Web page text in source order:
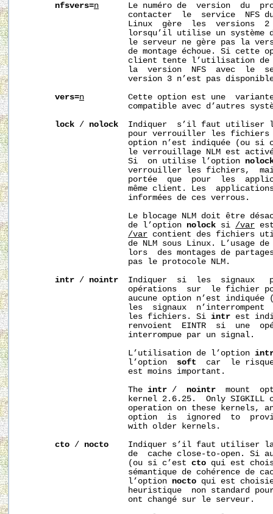
nfsvers=n
Le numéro de  version  du
contacter  le  service  NFS
Linux  gère  les  versions
lorsqu’il utilise un système
le serveur ne gère pas la
de montage échoue. Si cette
client tente l’utilisation
la  version  NFS  avec  le
version 3 n’est pas
vers=n
Cette option est une
compatible avec d’autres
lock / nolock
Indiquer  s’il faut utiliser
pour verrouiller les
option n’est indiquée (ou si
le verrouillage NLM est
                      Si  on utilise l’option
verrouiller les fichiers,
portée  que  pour  les
même client. Les
                      informées de ces verrous.
Le blocage NLM doit être
                      de l’option
nolock si /var
/var contient des fichiers
de NLM sous Linux. L’usage
lors  des montages de
                      pas le protocole NLM.
intr / nointr
Indiquer  si  les  signaux
opérations  sur  le fichier
aucune option n’est indiquée
les  signaux  n’interrompent
                      les fichiers. Si
intr est
renvoient  EINTR  si  une
                      interrompue par un signal.
                      L’utilisation de l’option
                      l’option
soft
car  le
                      est moins important.
                      The
intr / nointr
mount
kernel 2.6.25.  Only SIGKILL
operation on these kernels,
option  is  ignored  to
                      with older kernels.
cto / nocto
Indiquer s’il faut utiliser
de  cache close-to-open. Si
                      (ou si c’est
cto qui est
sémantique de cohérence de
                      l’option
nocto qui est
heuristique  non standard
                      ont changé sur le serveur.